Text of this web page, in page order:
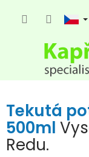
Tekutá
500ml
Redu.